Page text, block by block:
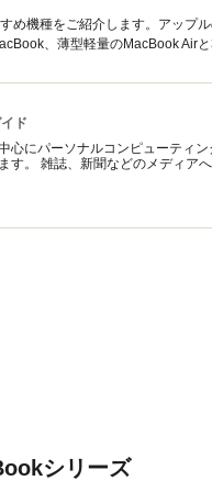
め機種をご紹介します。アップ
、薄型軽量のMacBook Airと
ド
心にパーソナルコンピューティ
す。 雑誌、新聞などのメディア
シリーズ